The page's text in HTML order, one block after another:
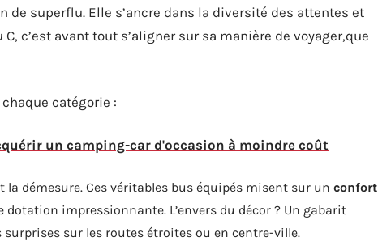
de superflu. Elle s’ancre dans la diversité des attentes et
c’est avant tout s’aligner sur sa manière de voyager,que
catégorie :
un camping-car d'occasion à moindre coût
la démesure. Ces véritables bus équipés misent sur un confort
impressionnante. L’envers du décor ? Un gabarit
sur les routes étroites ou en centre-ville.